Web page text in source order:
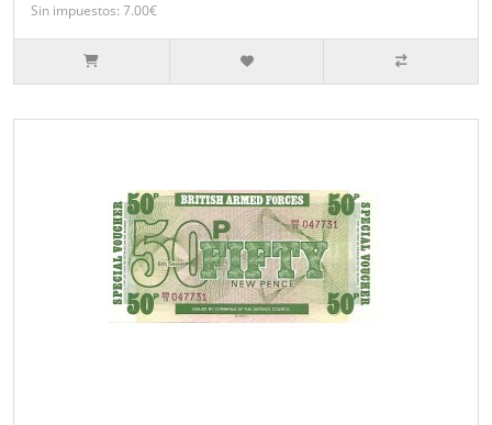
Sin impuestos: 7.00€